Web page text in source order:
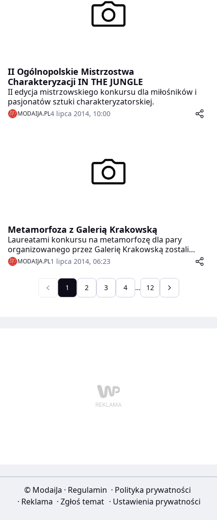
II Ogólnopolskie Mistrzostwa
Charakteryzacji IN THE JUNGLE
II edycja mistrzowskiego konkursu dla miłośników i
pasjonatów sztuki charakteryzatorskiej.
MODAIJA.PL4 lipca 2014, 10:00
Metamorfoza z Galerią Krakowską
Laureatami konkursu na metamorfozę dla pary
organizowanego przez Galerię Krakowską zostali
Paulina i Marcin. Bohaterzy zmian poznali się w liceum.
Od 3 roku studiów są parą. Na co dzień preferują
bardziej luźny, niezobowiązujący strój: dżinsy,
sportowe buty, luźne t-shirty. Zgłosili się do
metamorfozy, bo nie potrafili znaleźć dla siebie
MODAIJA.PL1 lipca 2014, 06:23
1 2 3 4 … 12
© ModaiJa · Regulamin · Polityka prywatności
· Reklama · Zgłoś temat · Ustawienia prywatności